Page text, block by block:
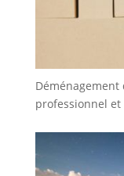
Déménagement
professionnel et